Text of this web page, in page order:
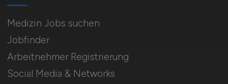
Medizin Jobs suchen
Jobfinder
Arbeitnehmer Registrierung
Social Media & Networks